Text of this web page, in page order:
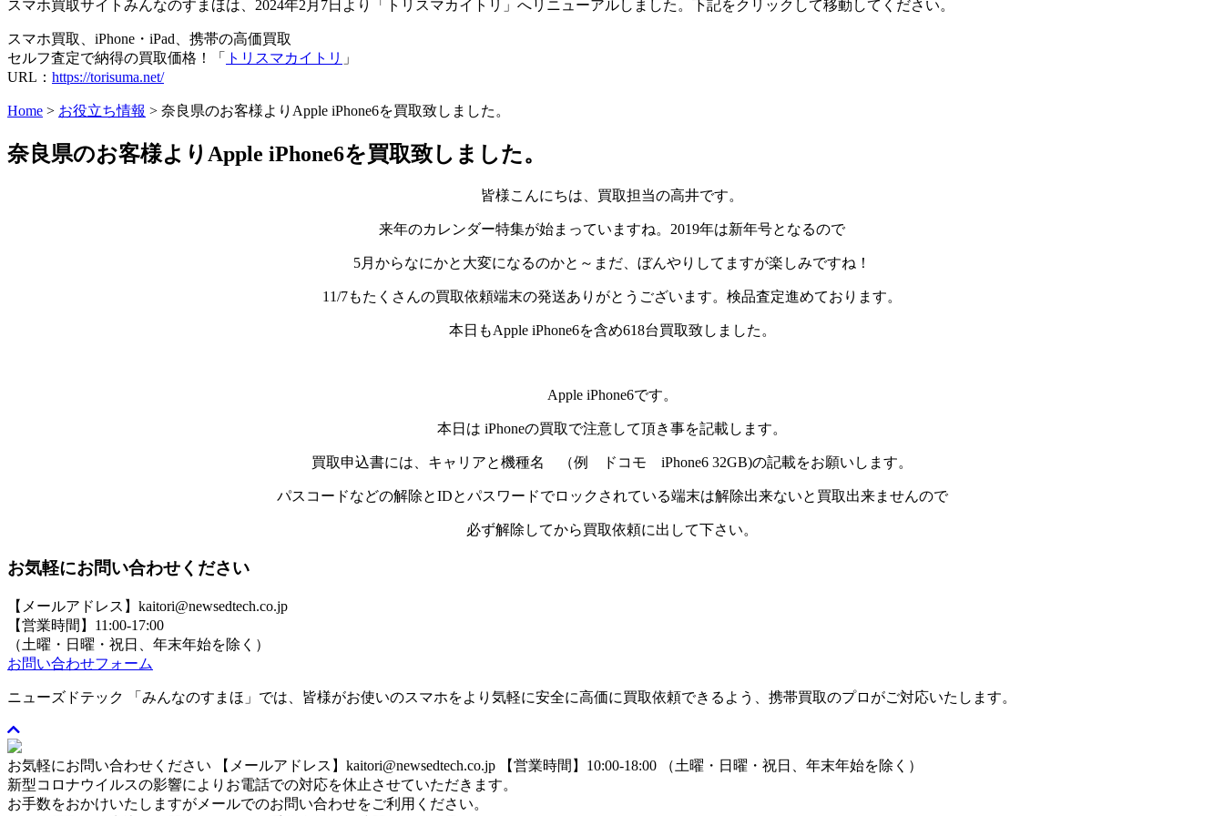
スマホ買取サイトみんなのすまほは、2024年2月7日より「トリスマカイトリ」へリニューアルしました。下記をクリックして移動してください。
スマホ買取、iPhone・iPad、携帯の高価買取
セルフ査定で納得の買取価格！「
トリスマカイトリ 」
URL： https://torisuma.net/
Home > お役立ち情報 > 奈良県のお客様よりApple iPhone6を買取致しました。
奈良県のお客様よりApple iPhone6を買取致しました。
皆様こんにちは、買取担当の高井です。
来年のカレンダー特集が始まっていますね。2019年は新年号となるので
5月からなにかと大変になるのかと～まだ、ぼんやりしてますが楽しみですね！
11/7もたくさんの買取依頼端末の発送ありがとうございます。検品査定進めております。
本日もApple iPhone6を含め618台買取致しました。
Apple iPhone6です。
本日は iPhoneの買取で注意して頂き事を記載します。
買取申込書には、キャリアと機種名 （例 ドコモ iPhone6 32GB)の記載をお願いします。
パスコードなどの解除とIDとパスワードでロックされている端末は解除出来ないと買取出来ませんので
必ず解除してから買取依頼に出して下さい。
お気軽にお問い合わせください
【メールアドレス】kaitori@newsedtech.co.jp
【営業時間】11:00-17:00
（土曜・日曜・祝日、年末年始を除く）
お問い合わせフォーム
ニューズドテック 「みんなのすまほ」では、皆様がお使いのスマホをより気軽に安全に高価に買取依頼できるよう、携帯買取のプロがご対応いたします。
お気軽にお問い合わせください 【メールアドレス】kaitori@newsedtech.co.jp
【営業時間】10:00-18:00 （土曜・日曜・祝日、年末年始を除く）
新型コロナウイルスの影響によりお電話での対応を休止させていただきます。
お手数をおかけいたしますがメールでのお問い合わせをご利用ください。